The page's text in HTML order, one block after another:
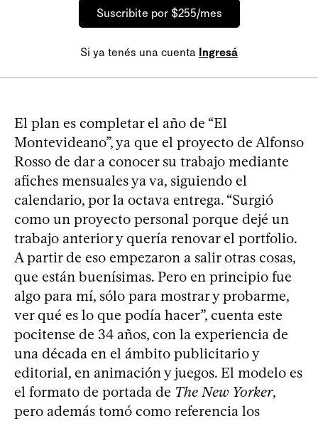
Suscribite por $255/mes
Si ya tenés una cuenta Ingresá
El plan es completar el año de “El
Montevideano”, ya que el proyecto de Alfonso
Rosso de dar a conocer su trabajo mediante
afiches mensuales ya va, siguiendo el
calendario, por la octava entrega. “Surgió
como un proyecto personal porque dejé un
trabajo anterior y quería renovar el portfolio.
A partir de eso empezaron a salir otras cosas,
que están buenísimas. Pero en principio fue
algo para mí, sólo para mostrar y probarme,
ver qué es lo que podía hacer”, cuenta este
pocitense de 34 años, con la experiencia de
una década en el ámbito publicitario y
editorial, en animación y juegos. El modelo es
el formato de portada de The New Yorker,
pero además tomó como referencia los